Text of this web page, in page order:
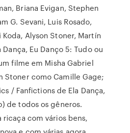
Briana Evigan, Stephen
G. Sevani, Luis Rosado,
Alyson Stoner, Martín
Eu Danço 5: Tudo ou
filme em Misha Gabriel
Stoner como Camille Gage;
/ Fanfictions de Ela Dança,
de todos os gêneros.
ricaça com vários bens,